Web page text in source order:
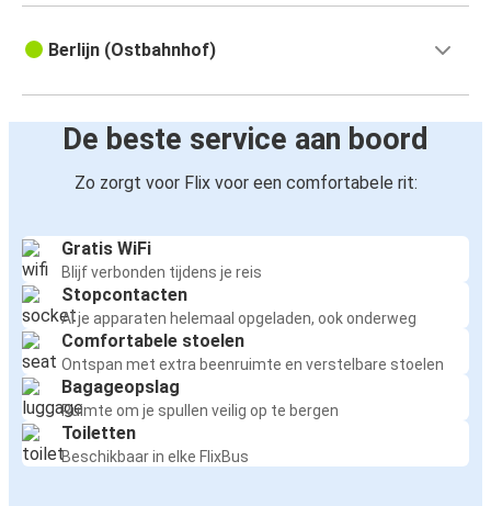
Berlijn (Ostbahnhof)
De beste service aan boord
Zo zorgt voor Flix voor een comfortabele rit:
Gratis WiFi
Blijf verbonden tijdens je reis
Stopcontacten
Al je apparaten helemaal opgeladen, ook onderweg
Comfortabele stoelen
Ontspan met extra beenruimte en verstelbare stoelen
Bagageopslag
Ruimte om je spullen veilig op te bergen
Toiletten
Beschikbaar in elke FlixBus